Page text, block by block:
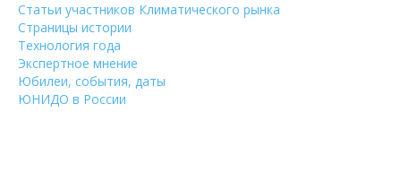
Статьи участников Климатического рынка
Страницы истории
Технология года
Экспертное мнение
Юбилеи, события, даты
ЮНИДО в России